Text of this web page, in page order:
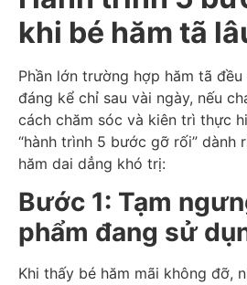
khi bé hăm tã
Phần lớn trường hợp hăm tã
đáng kể chỉ sau vài ngày, nếu
cách chăm sóc và kiên trì thực
“hành trình 5 bước gỡ rối” dành
hăm dai dẳng khó trị:
Bước 1: Tạm
phẩm đang sử
Khi thấy bé hăm mãi không đỡ,